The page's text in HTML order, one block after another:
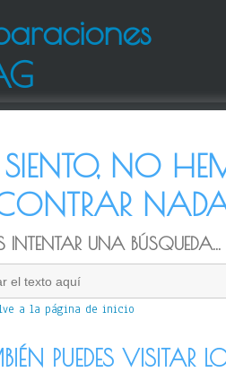
NO
INTENTAR UNA BÚSQUEDA...
a la página de inicio
PUEDES VISITAR